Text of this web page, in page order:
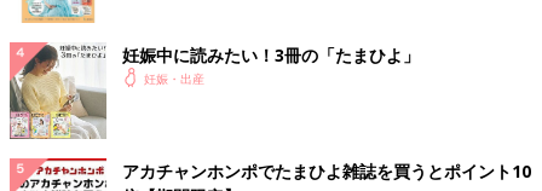
妊娠中に読みたい！3冊の「たまひよ」
妊娠・出産
アカチャンホンポでたまひよ雑誌を買うとポイント10